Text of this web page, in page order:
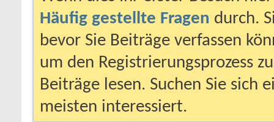
Häufig gestellte Fragen durch.
bevor Sie Beiträge verfassen
um den Registrierungsprozess
Beiträge lesen. Suchen Sie sich
meisten interessiert.